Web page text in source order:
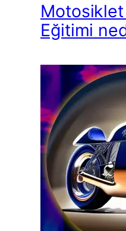
Eğitimi